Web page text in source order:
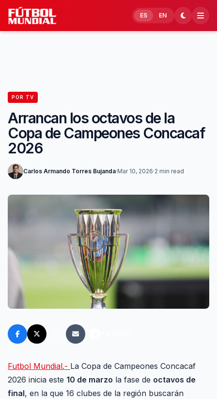
Skip to content
ES EN
POR TV
Arrancan los octavos de la
Copa de Campeones Concacaf
2026
Carlos Armando Torres Bujanda·Mar 10, 2026·2 min read
Futbol Mundial.- La Copa de Campeones Concacaf
2026 inicia este 10 de marzo la fase de octavos de
final, en la que 16 clubes de la región buscarán